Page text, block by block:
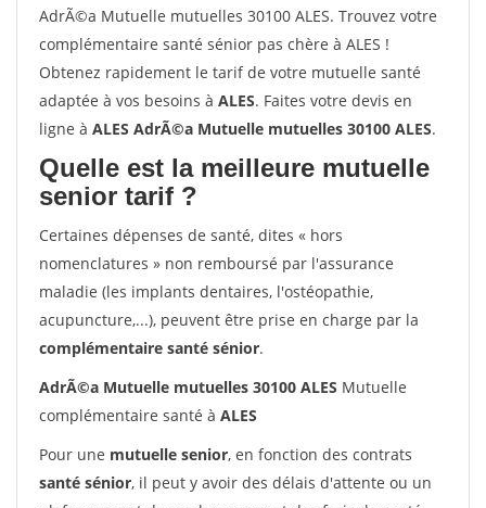
AdrÃ©a Mutuelle mutuelles 30100 ALES. Trouvez votre
complémentaire santé sénior pas chère à ALES !
Obtenez rapidement le tarif de votre mutuelle santé
adaptée à vos besoins à ALES. Faites votre devis en
ligne à ALES AdrÃ©a Mutuelle mutuelles 30100 ALES.
Quelle est la meilleure mutuelle
senior tarif ?
Certaines dépenses de santé, dites « hors
nomenclatures » non remboursé par l'assurance
maladie (les implants dentaires, l'ostéopathie,
acupuncture,...), peuvent être prise en charge par la
complémentaire santé sénior.
AdrÃ©a Mutuelle mutuelles 30100 ALES Mutuelle
complémentaire santé à ALES
Pour une mutuelle senior, en fonction des contrats
santé sénior, il peut y avoir des délais d'attente ou un